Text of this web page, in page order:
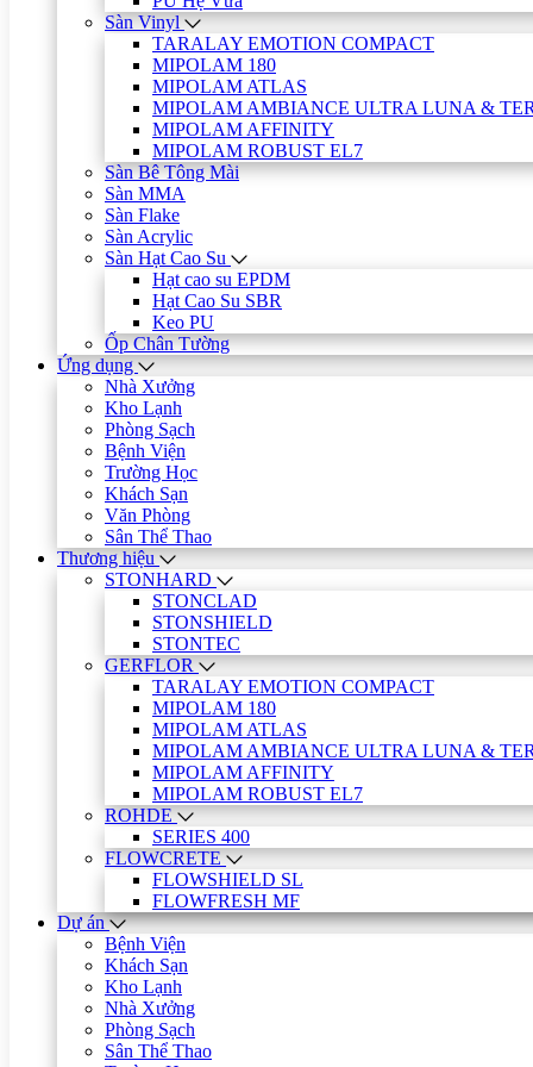
Sàn Vinyl
TARALAY EMOTION COMPACT
MIPOLAM 180
MIPOLAM ATLAS
MIPOLAM AMBIANCE ULTRA LUNA &
MIPOLAM AFFINITY
MIPOLAM ROBUST EL7
Sàn Bê Tông Mài
Sàn MMA
Sàn Flake
Sàn Acrylic
Sàn Hạt Cao Su
Hạt cao su EPDM
Hạt Cao Su SBR
Keo PU
Ốp Chân Tường
Ứng dụng
Nhà Xưởng
Kho Lạnh
Phòng Sạch
Bệnh Viện
Trường Học
Khách Sạn
Văn Phòng
Sân Thể Thao
Thương hiệu
STONHARD
STONCLAD
STONSHIELD
STONTEC
GERFLOR
TARALAY EMOTION COMPACT
MIPOLAM 180
MIPOLAM ATLAS
MIPOLAM AMBIANCE ULTRA LUNA &
MIPOLAM AFFINITY
MIPOLAM ROBUST EL7
ROHDE
SERIES 400
FLOWCRETE
FLOWSHIELD SL
FLOWFRESH MF
Dự án
Bệnh Viện
Khách Sạn
Kho Lạnh
Nhà Xưởng
Phòng Sạch
Sân Thể Thao